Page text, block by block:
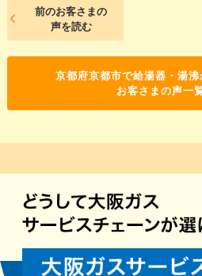
前のお客さまの
声を読む
京都府京都市で給湯器・湯
お客さまの声一